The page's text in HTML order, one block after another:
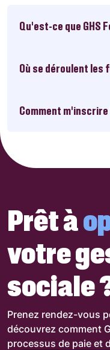
Qu'est-ce que GHS
Où se déroulent les
Comment m’inscrire
Prêt à
votre
sociale
Prenez rendez-vous
découvrez comment
processus de paie et